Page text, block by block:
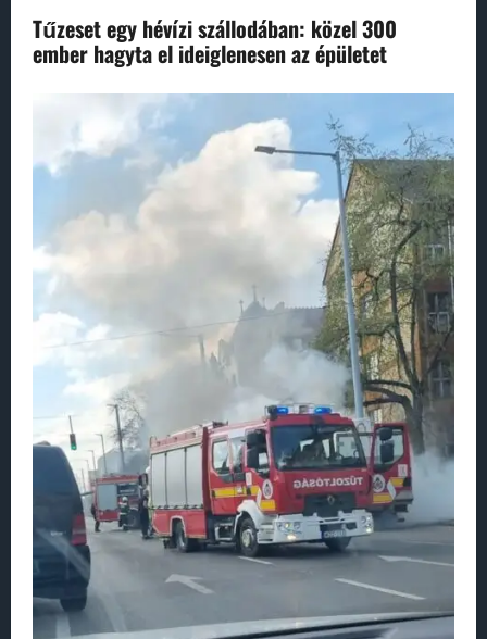
Tűzeset egy hévízi szállodában: közel 300
ember hagyta el ideiglenesen az épületet